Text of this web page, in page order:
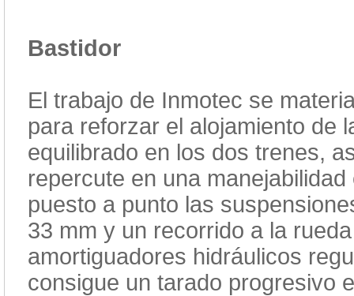
Bastidor
El trabajo de Inmotec se
para reforzar el alojamiento de
equilibrado en los dos trenes,
repercute en una
puesto a punto las
33 mm y un recorrido a la
amortiguadores hidráulicos
consigue un tarado progresivo